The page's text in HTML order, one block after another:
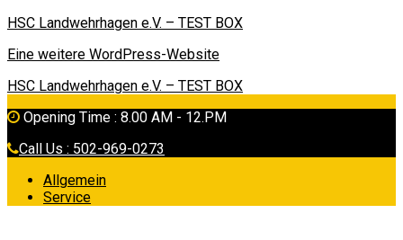
HSC Landwehrhagen e.V. – TEST BOX
Eine weitere WordPress-Website
HSC Landwehrhagen e.V. – TEST BOX
Opening Time : 8.00 AM - 12.PM
Call Us : 502-969-0273
Allgemein
Service